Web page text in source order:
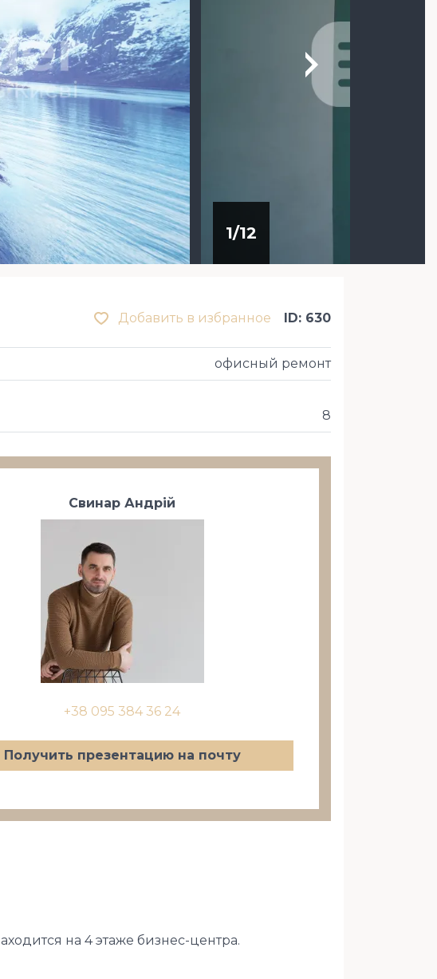
1/12
Добавить в избранное ID: 630
офисный ремонт
8
Свинар Андрій
+38 095 384 36 24
Получить презентацию на почту
на 4 этаже бизнес-центра.